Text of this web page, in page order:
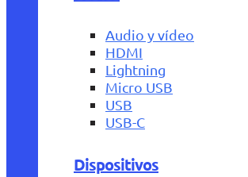
Audio y vídeo
HDMI
Lightning
Micro USB
USB
USB-C
Dispositivos